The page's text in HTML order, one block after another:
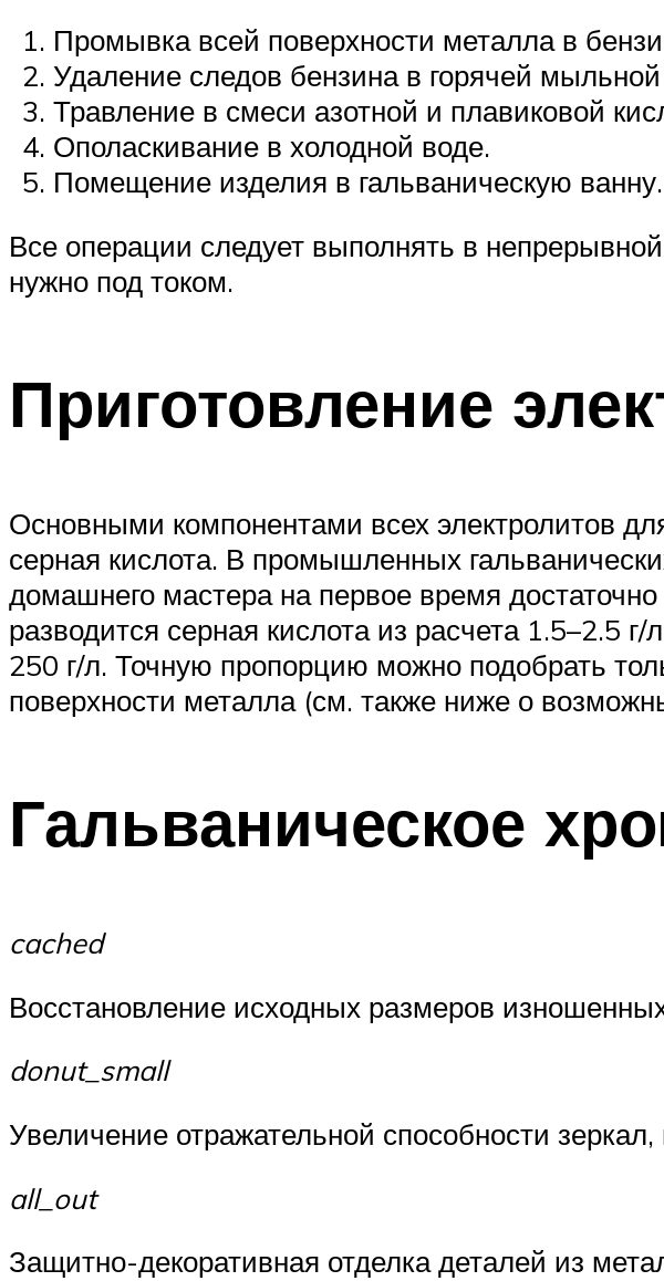
Промывка всей поверхности металла в
Удаление следов бензина в горячей
Травление в смеси азотной и плавиковой
Ополаскивание в холодной воде.
Помещение изделия в гальваническую ванну.
Все операции следует выполнять в
нужно под током.
Приготовление
Основными компонентами всех электролитов
серная кислота. В промышленных
домашнего мастера на первое время
разводится серная кислота из расчета 1.5–2.5
250 г/л. Точную пропорцию можно подобрать
поверхности металла (см. также ниже о
Гальваническое
cached
Восстановление исходных размеров
donut_small
Увеличение отражательной способности
all_out
Защитно-декоративная отделка деталей из